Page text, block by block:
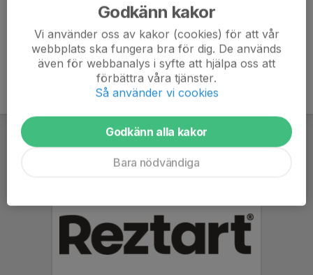
Godkänn kakor
Vi använder oss av kakor (cookies) för att vår
webbplats ska fungera bra för dig. De används
även för webbanalys i syfte att hjälpa oss att
förbättra våra tjänster.
Så använder vi cookies
Godkänn alla kakor
Bara nödvändiga